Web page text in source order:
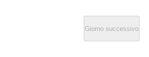
Giorno successivo